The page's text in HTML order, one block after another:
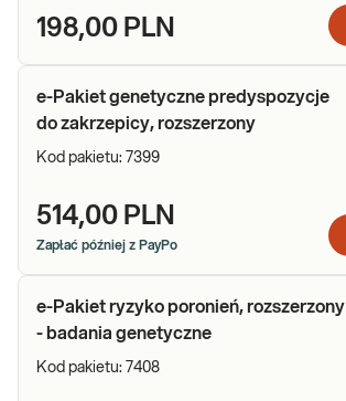
198,00 PLN
e-Pakiet genetyczne predyspozycje
do zakrzepicy, rozszerzony
Kod pakietu: 7399
514,00 PLN
Zapłać później z PayPo
e-Pakiet ryzyko poronień, rozszerzony
- badania genetyczne
Kod pakietu: 7408